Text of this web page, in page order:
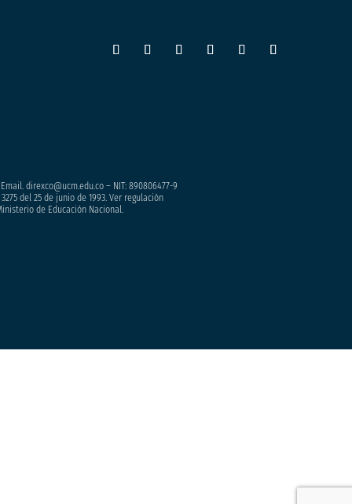
Email. direxco@ucm.edu.co – NIT: 890806477-9
del 25 de junio de 1993. Ver regulación
de Educación Nacional.